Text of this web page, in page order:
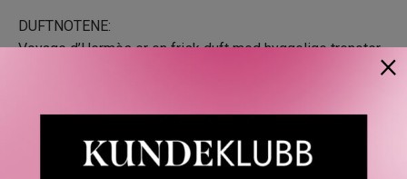
DUFTNOTENE:
Voyage d’Hermès er en frisk duft med hyggelige trenoter.
OBJEKTET:
er lett å ta med seg på reise. Flakongens originale design
×